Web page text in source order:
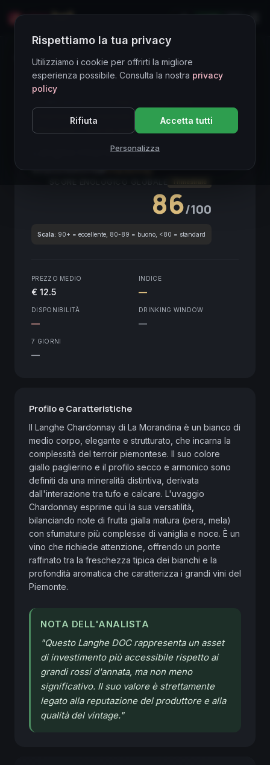
LIVE
Directory Vini
Chardonnay
Bianco
2018
Vino da investimento
Langhe Chardonnay2018
Piemonte 2018
Chardonnay
86/100
Scala: 90+ = eccellente, 80-89 = buono, <80 = standard
PREZZO MEDIO
€ 12.5
INDICE
—
DISPONIBILITÀ
—
DRINKING WINDOW
—
7 GIORNI
—
Profilo e Caratteristiche
Il Langhe Chardonnay di La Morandina è un bianco di
medio corpo, elegante e strutturato, che incarna la
complessità del terroir piemontese. Il suo colore
giallo paglierino e il profilo secco e armonico sono
definiti da una mineralità distintiva, derivata
dall'interazione tra tufo e calcare. L'uvaggio
Chardonnay esprime qui la sua versatilità,
bilanciando note di frutta gialla matura (pera, mela)
con sfumature più complesse di vaniglia e noce. È un
vino che richiede attenzione, offrendo un ponte
raffinato tra la freschezza tipica dei bianchi e la
profondità aromatica che caratterizza i grandi vini del
Piemonte.
NOTA DELL'ANALISTA
"Questo Langhe DOC rappresenta un asset
di investimento più accessibile rispetto ai
grandi rossi d'annata, ma non meno
significativo. Il suo valore è strettamente
legato alla reputazione del produttore e alla
qualità del vintage."
Rispettiamo la tua privacy
Utilizziamo i cookie per offrirti la migliore
esperienza possibile. Consulta la nostra privacy
policy
Rifiuta Accetta tutti
Personalizza